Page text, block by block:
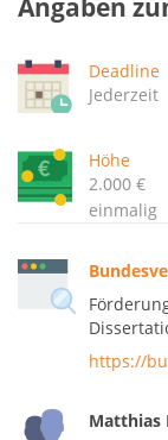
Angaben
Deadline
Jederzeit
Höhe
2.000 €
einmalig
https://
Matthias